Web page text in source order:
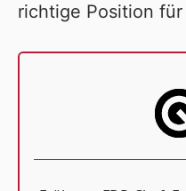
richtige Position